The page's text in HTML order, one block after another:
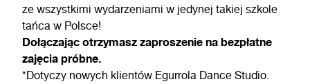
ze wszystkimi wydarzeniami w jedynej takiej szkole
tańca w Polsce!
Dołączając otrzymasz zaproszenie na bezpłatne
zajęcia próbne.
*Dotyczy nowych klientów Egurrola Dance Studio.